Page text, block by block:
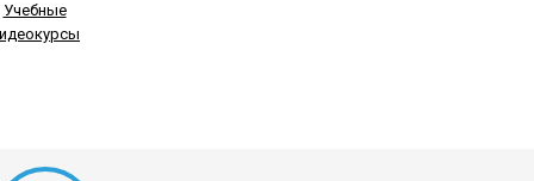
Учебные